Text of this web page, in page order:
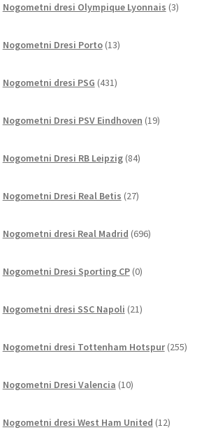
Nogometni dresi Olympique Lyonnais 3izdelki
Nogometni Dresi Porto 13izdelkov
Nogometni dresi PSG 431izdelkov
Nogometni Dresi PSV Eindhoven 19izdelkov
Nogometni Dresi RB Leipzig 84izdelkov
Nogometni Dresi Real Betis 27izdelkov
Nogometni dresi Real Madrid 696izdelkov
Nogometni Dresi Sporting CP 0izdelkov
Nogometni dresi SSC Napoli 21izdelkov
Nogometni dresi Tottenham Hotspur 255
Nogometni Dresi Valencia 10izdelkov
Nogometni dresi West Ham United 12izdelkov